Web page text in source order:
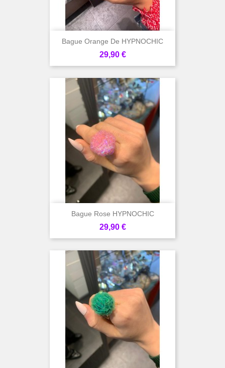
Bague Orange De HYPNOCHIC
Prix
29,90 €
Bague Rose HYPNOCHIC
Prix
29,90 €